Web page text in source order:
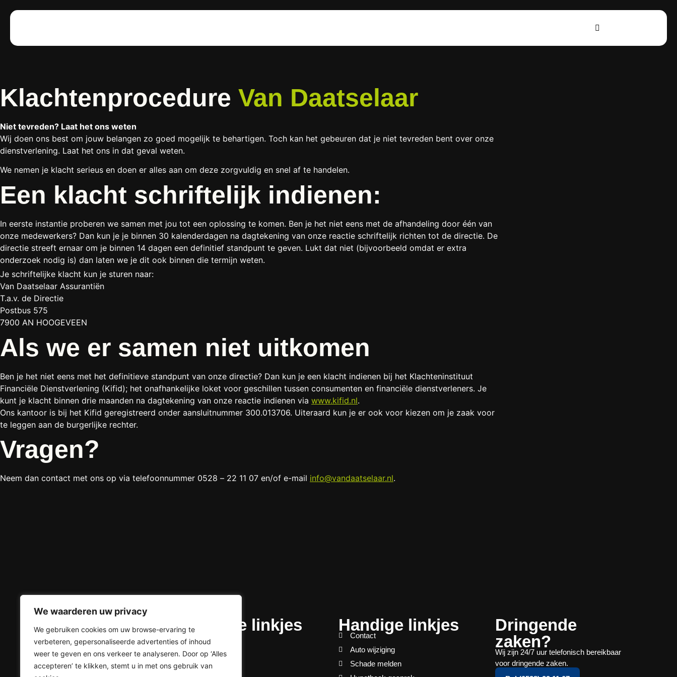
We waarderen uw privacy
We gebruiken cookies om uw browse-ervaring te
verbeteren, gepersonaliseerde advertenties of inhoud
weer te geven en ons verkeer te analyseren. Door op ‘Alles
accepteren’ te klikken, stemt u in met ons gebruik van
Klachtenprocedure Van Daatselaar
Niet tevreden? Laat het ons weten
Wij doen ons best om jouw belangen zo goed mogelijk te behartigen. Toch kan het gebeuren dat je niet tevreden bent over onze
dienstverlening. Laat het ons in dat geval weten.
We nemen je klacht serieus en doen er alles aan om deze zorgvuldig en snel af te handelen.
Een klacht schriftelijk indienen:
In eerste instantie proberen we samen met jou tot een oplossing te komen. Ben je het niet eens met de afhandeling door één van
onze medewerkers? Dan kun je je binnen 30 kalenderdagen na dagtekening van onze reactie schriftelijk richten tot de directie. De
directie streeft ernaar om je binnen 14 dagen een definitief standpunt te geven. Lukt dat niet (bijvoorbeeld omdat er extra
onderzoek nodig is) dan laten we je dit ook binnen die termijn weten.
Je schriftelijke klacht kun je sturen naar:
Van Daatselaar Assurantiën
T.a.v. de Directie
Postbus 575
7900 AN HOOGEVEEN
Als we er samen niet uitkomen
Ben je het niet eens met het definitieve standpunt van onze directie? Dan kun je een klacht indienen bij het Klachteninstituut
Financiële Dienstverlening (Kifid); het onafhankelijke loket voor geschillen tussen consumenten en financiële dienstverleners. Je
kunt je klacht binnen drie maanden na dagtekening van onze reactie indienen via www.kifid.nl.
Ons kantoor is bij het Kifid geregistreerd onder aansluitnummer 300.013706. Uiteraard kun je er ook voor kiezen om je zaak voor
te leggen aan de burgerlijke rechter.
Vragen?
Neem dan contact met ons op via telefoonnummer 0528 – 22 11 07 en/of e-mail info@vandaatselaar.nl.
Bezoekadres
Beukemaplein 16,
7906 AK Hoogeveen
(0528) 22 11 07
info@vandaatselaar.nl
Handige linkjes
Over ons
Downloads
Verzekeringen
Handige linkjes
Contact
Auto wijziging
Schade melden
Dringende
zaken?
Wij zijn 24/7 uur telefonisch bereikbaar
voor dringende zaken.